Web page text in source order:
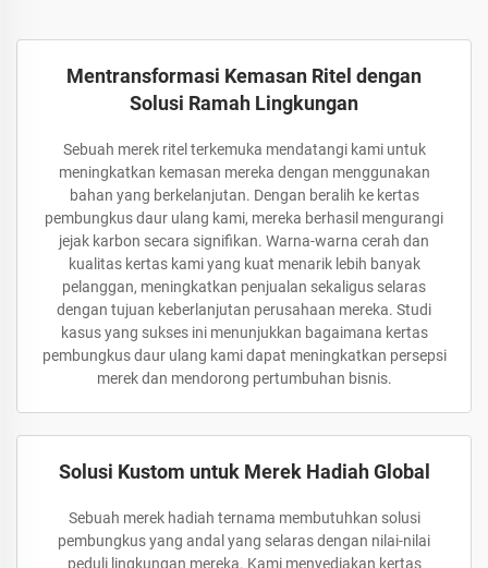
Mentransformasi Kemasan Ritel dengan
Solusi Ramah Lingkungan
Sebuah merek ritel terkemuka mendatangi kami untuk
meningkatkan kemasan mereka dengan menggunakan
bahan yang berkelanjutan. Dengan beralih ke kertas
pembungkus daur ulang kami, mereka berhasil mengurangi
jejak karbon secara signifikan. Warna-warna cerah dan
kualitas kertas kami yang kuat menarik lebih banyak
pelanggan, meningkatkan penjualan sekaligus selaras
dengan tujuan keberlanjutan perusahaan mereka. Studi
kasus yang sukses ini menunjukkan bagaimana kertas
pembungkus daur ulang kami dapat meningkatkan persepsi
merek dan mendorong pertumbuhan bisnis.
Solusi Kustom untuk Merek Hadiah Global
Sebuah merek hadiah ternama membutuhkan solusi
pembungkus yang andal yang selaras dengan nilai-nilai
peduli lingkungan mereka. Kami menyediakan kertas